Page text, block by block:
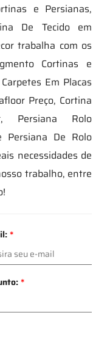
e Persianas,
De Tecido em
trabalha com os
Cortinas e
Em Placas
Preço, Cortina
Persiana Rolo
Persiana De Rolo
necessidades de
trabalho, entre
*
*